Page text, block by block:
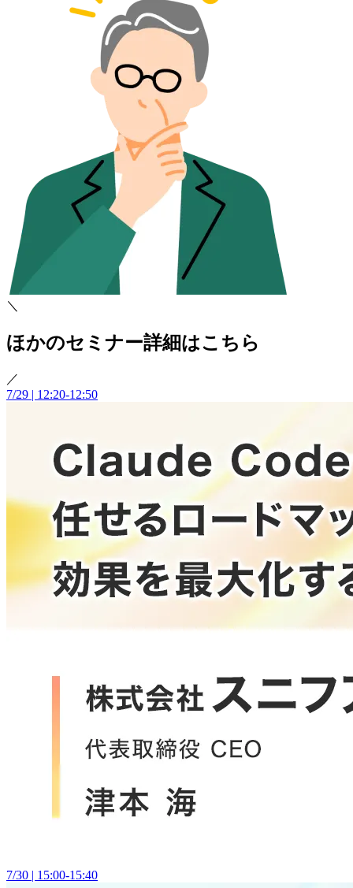
＼
ほかのセミナー詳細はこちら
／
7/29 | 12:20-12:50
7/30 | 15:00-15:40